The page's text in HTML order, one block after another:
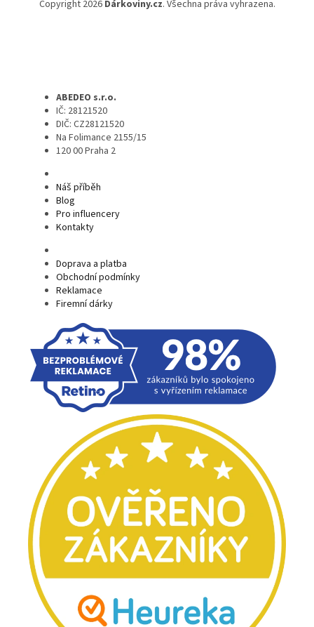
Copyright 2026 Dárkoviny.cz. Všechna práva vyhrazena.
ABEDEO s.r.o.
IČ: 28121520
DIČ: CZ28121520
Na Folimance 2155/15
120 00 Praha 2
Náš příběh
Blog
Pro influencery
Kontakty
Doprava a platba
Obchodní podmínky
Reklamace
Firemní dárky